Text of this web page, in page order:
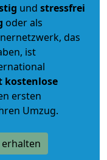
und stressfrei
oder als
das
ist
kostenlose
ersten
Umzug.